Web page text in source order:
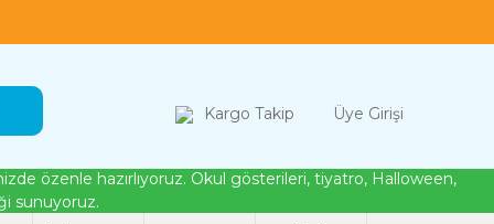
Kargo Takip Üye Girişi
özenle hazırlıyoruz. Okul gösterileri, tiyatro, Halloween,
sunuyoruz.